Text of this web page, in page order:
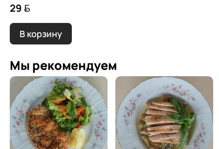
29 
В корзину
Мы рекомендуем